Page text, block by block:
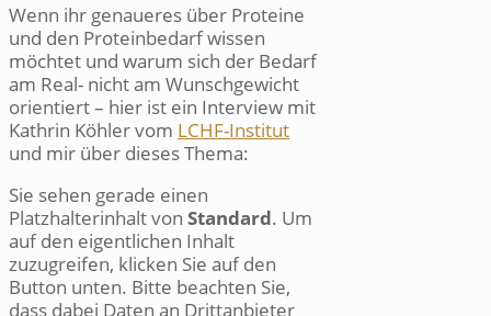
Wenn ihr genaueres über Proteine
und den Proteinbedarf wissen
möchtet und warum sich der Bedarf
am Real- nicht am Wunschgewicht
orientiert – hier ist ein Interview mit
Kathrin Köhler vom LCHF-Institut
und mir über dieses Thema:
Sie sehen gerade einen
Platzhalterinhalt von Standard. Um
auf den eigentlichen Inhalt
zuzugreifen, klicken Sie auf den
Button unten. Bitte beachten Sie,
dass dabei Daten an Drittanbieter